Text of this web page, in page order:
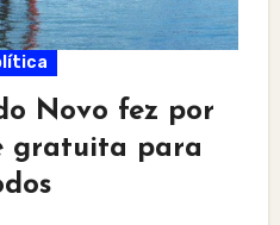
Novo fez por
gratuita para